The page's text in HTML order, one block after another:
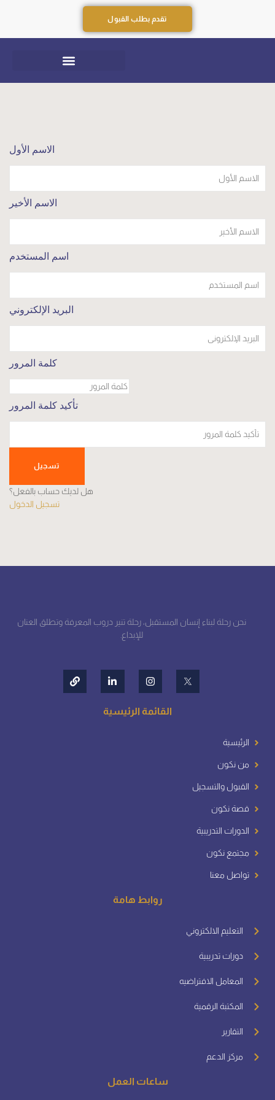
تقدم بطلب القبول
الاسم الأول
الاسم الأخير
اسم المستخدم
البريد الإلكتروني
كلمة المرور
تأكيد كلمة المرور
تسجيل
هل لديك حساب بالفعل؟
تسجيل الدخول
نحن رحلة لبناء إنسان المستقبل، رحلة تنير دروب المعرفة وتطلق العنان
للإبداع.
القائمة الرئيسية
الرئيسية
من نكون
القبول والتسجيل
قصة نكون
الدورات التدريبية
مجتمع نكون
تواصل معنا
روابط هامة
التعليم الالكتروني
دورات تدريبية
المعامل الافتراضيه
المكتبة الرقمية
التقارير
مركز الدعم
ساعات العمل